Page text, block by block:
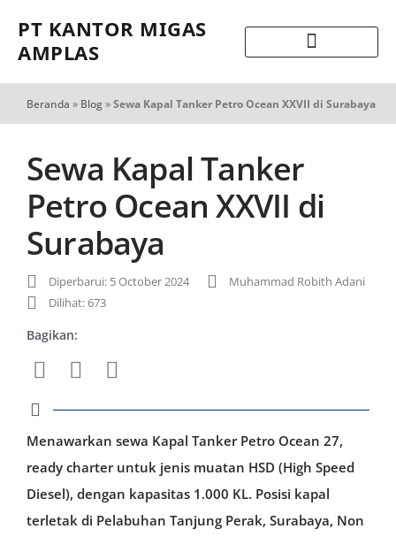
PT KANTOR MIGAS
AMPLAS
Beranda » Blog»Sewa Kapal Tanker Petro Ocean XXVII di Surabaya
Sewa Kapal Tanker
Petro Ocean XXVII di
Surabaya
Diperbarui: 5 October 2024
Muhammad Robith Adani
Dilihat: 673
Bagikan:
Menawarkan sewa Kapal Tanker Petro Ocean 27,
ready charter untuk jenis muatan HSD (High Speed
Diesel), dengan kapasitas 1.000 KL. Posisi kapal
terletak di Pelabuhan Tanjung Perak, Surabaya, Non